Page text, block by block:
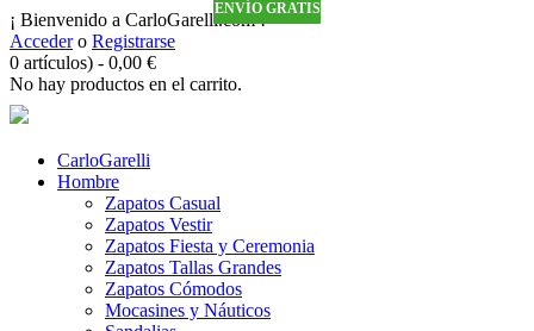
¡ Bienvenido a CarloGarelli.com !
Accedero Registrarse
0 artículos) - 0,00 €
No hay productos en el carrito.
CarloGarelli
Hombre
Zapatos Casual
Zapatos Vestir
Zapatos Fiesta y Ceremonia
Zapatos Tallas Grandes
Zapatos Cómodos
Mocasines y Náuticos
ENVÍO GRATIS
ENVÍO GRATIS
ENVÍO GRATIS
ENVÍO GRATIS